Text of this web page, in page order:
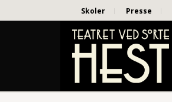
Skoler Presse